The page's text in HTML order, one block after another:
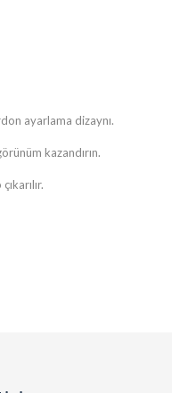
ayarlama dizaynı.
kazandırın.